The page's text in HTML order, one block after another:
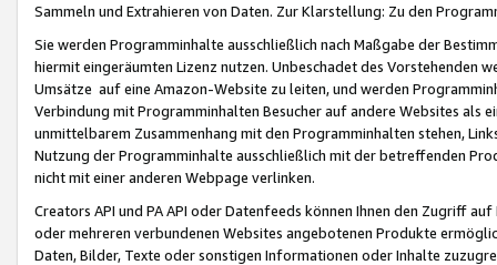
Sammeln und Extrahieren von Daten. Zur Klarstellung: Zu den
Sie werden Programminhalte ausschließlich nach Maßgabe der
hiermit eingeräumten Lizenz nutzen. Unbeschadet des Vorstehenden
Umsätze auf eine Amazon-Website zu leiten, und werden
Verbindung mit Programminhalten Besucher auf andere Websites als
unmittelbarem Zusammenhang mit den Programminhalten stehen,
Nutzung der Programminhalte ausschließlich mit der betreffenden
nicht mit einer anderen Webpage verlinken.
Creators API und PA API oder Datenfeeds können Ihnen den Zugriff
oder mehreren verbundenen Websites angebotenen Produkte
Daten, Bilder, Texte oder sonstigen Informationen oder Inhalte